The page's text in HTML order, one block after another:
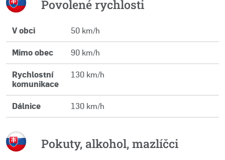
Povolené rychlosti
V obci 50 km/h
Mimo obec 90 km/h
Rychlostní
komunikace
130 km/h
Dálnice 130 km/h
Pokuty, alkohol, mazlíčci